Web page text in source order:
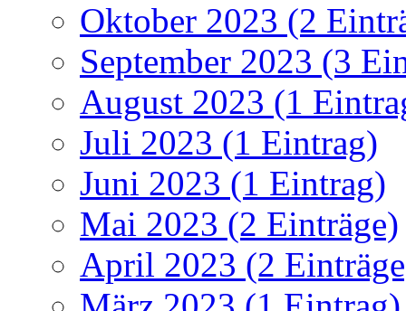
Oktober 2023 (2
September 2023 (3
August 2023 (1
Juli 2023 (1 Eintrag)
Juni 2023 (1 Eintrag)
Mai 2023 (2 Einträge)
April 2023 (2